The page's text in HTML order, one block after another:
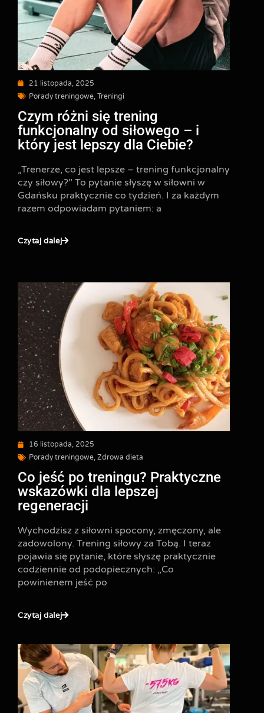
21 listopada, 2025
Porady treningowe Treningi
Czym różni się trening
funkcjonalny od siłowego – i
który jest lepszy dla Ciebie?
„Trenerze, co jest lepsze – trening funkcjonalny
czy siłowy?” To pytanie słyszę w siłowni w
Gdańsku praktycznie co tydzień. I za każdym
razem odpowiadam pytaniem: a
Czytaj dalej
16 listopada, 2025
Porady treningowe, Zdrowa dieta
Co jeść po treningu? Praktyczne
wskazówki dla lepszej
regeneracji
Wychodzisz z siłowni spocony, zmęczony, ale
zadowolony. Trening siłowy za Tobą. I teraz
pojawia się pytanie, które słyszę praktycznie
codziennie od podopiecznych: „Co
powinienem jeść po
Czytaj dalej